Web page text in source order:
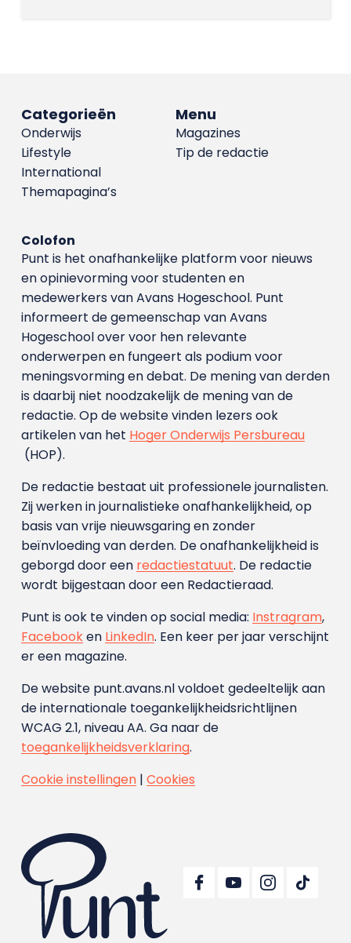
Menu
Magazines
Tip de redactie
Categorieën
Onderwijs
Lifestyle
International
Themapagina’s
Colofon
Punt is het onafhankelijke platform voor nieuws
en opinievorming voor studenten en
medewerkers van Avans Hoge­school. Punt
informeert de gemeenschap van Avans
Hogeschool over voor hen relevante
onderwerpen en fungeert als podium voor
meningsvorming en debat. De mening van derden
is daarbij niet noodzakelijk de mening van de
redactie. Op de website vinden lezers ook
artikelen van het Hoger Onderwijs Persbureau
(HOP).
De redactie bestaat uit professionele journalisten.
Zij werken in journalistieke onafhankelijkheid, op
basis van vrije nieuwsgaring en zonder
beïnvloeding van derden. De onafhankelijkheid is
geborgd door een redactiestatuut. De redactie
wordt bijgestaan door een Redactieraad.
Punt is ook te vinden op social media: Instragram,
Facebooken LinkedIn. Een keer per jaar verschijnt
er een magazine.
De website punt.avans.nl voldoet gedeeltelijk aan
de internationale toegankelijkheidsrichtlijnen
WCAG 2.1, niveau AA. Ga naar de
toegankelijkheidsverklaring.
Cookie instellingen| Cookies